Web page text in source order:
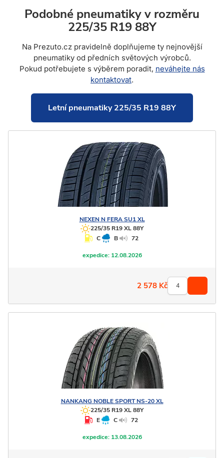
Podobné pneumatiky v rozměru
225/35 R19 88Y
Na Prezuto.cz pravidelně doplňujeme ty nejnovější
pneumatiky od předních světových výrobců.
Pokud potřebujete s výběrem poradit, neváhejte nás
kontaktovat.
Letní pneumatiky 225/35 R19 88Y
NEXEN N FERA SU1 XL
225/35 R19 XL 88Y
C
B 72
expedice:12.08.2026
2 578 Kč
NANKANG NOBLE SPORT NS-20 XL
225/35 R19 XL 88Y
E
C 72
expedice:13.08.2026